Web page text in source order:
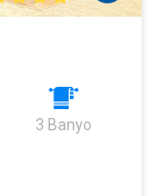
3 Banyo